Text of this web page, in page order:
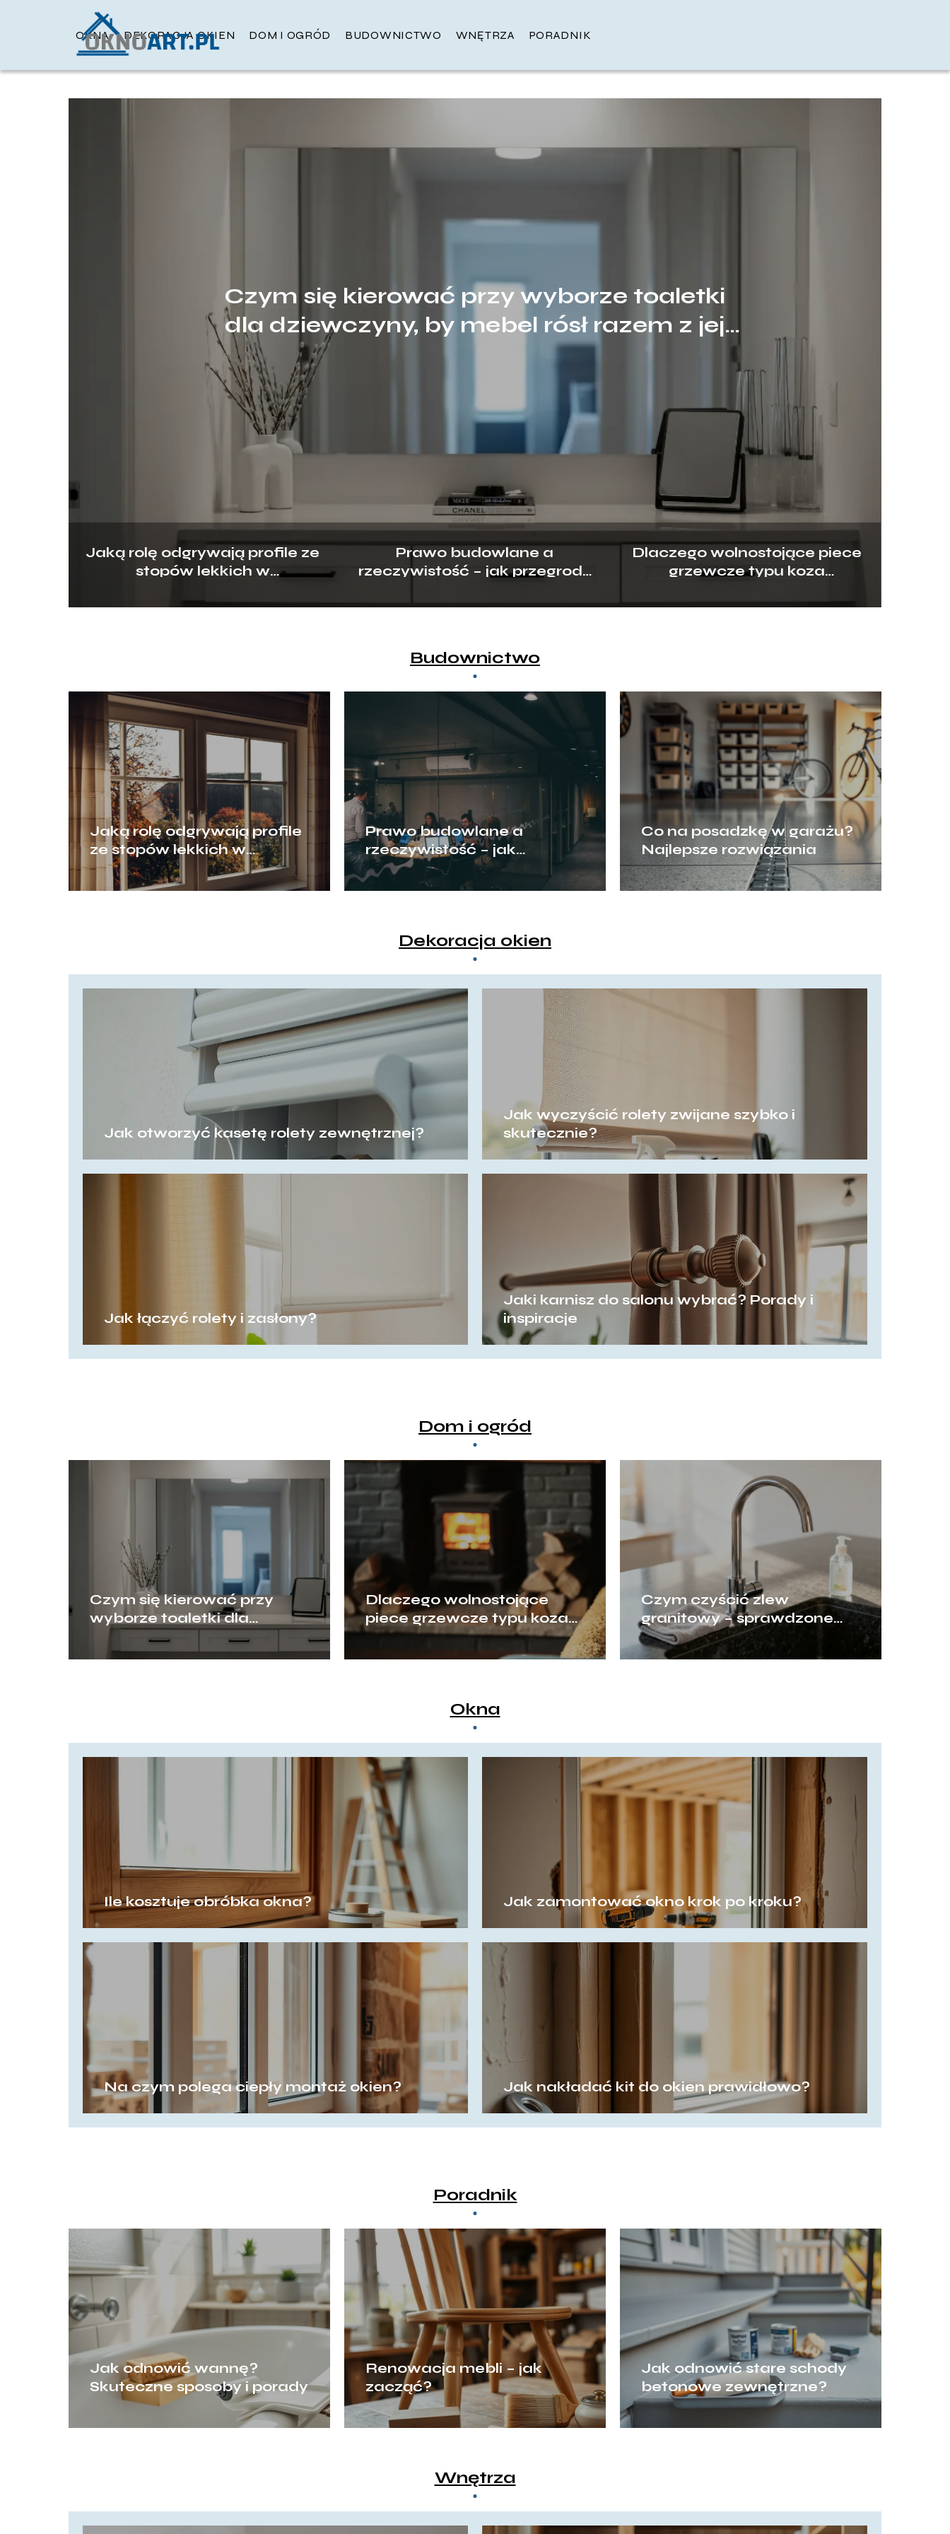
OKNA DEKORACJA OKIEN DOM I OGRÓD BUDOWNICTWO WNĘTRZA PORADNIK
Czym się kierować przy wyborze toaletki
dla dziewczyny, by mebel rósł razem z jej
Jaką rolę odgrywają profile ze
stopów lekkich w
Prawo budowlane a
rzeczywistość – jak przegrody
Dlaczego wolnostojące piece
grzewcze typu koza
renesans?
Budownictwo
Jaką rolę odgrywają profile
ze stopów lekkich w
nowoczesnym
budownictwie?
Prawo budowlane a
rzeczywistość – jak
przegrody ogniowe chronią
biznes?
Co na posadzkę w garażu?
Najlepsze rozwiązania
Dekoracja okien
Jak otworzyć kasetę rolety zewnętrznej?
Jak wyczyścić rolety zwijane szybko i
skutecznie?
Jak łączyć rolety i zasłony?
Jaki karnisz do salonu wybrać? Porady i
inspiracje
Dom i ogród
Czym się kierować przy
wyborze toaletki dla
dziewczyny, by mebel rósł
razem z jej potrzebami?
Dlaczego wolnostojące
piece grzewcze typu koza
przeżywają swój wielki
Czym czyścić zlew
granitowy – sprawdzone
sposoby i porady
Okna
Ile kosztuje obróbka okna? Jak zamontować okno krok po kroku?
Na czym polega ciepły montaż okien? Jak nakładać kit do okien prawidłowo?
Poradnik
Jak odnowić wannę?
Skuteczne sposoby i porady
Renowacja mebli – jak
zacząć?
Jak odnowić stare schody
betonowe zewnętrzne?
Wnętrza